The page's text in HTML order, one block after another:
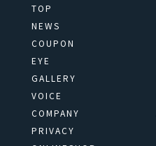
TOP
NEWS
COUPON
EYE
GALLERY
VOICE
COMPANY
PRIVACY